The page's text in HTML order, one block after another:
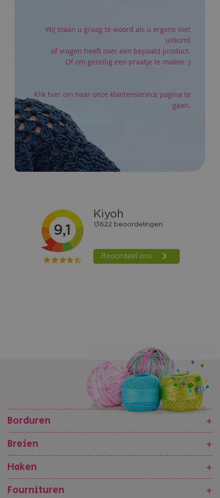
Wij staan u graag te woord als u ergens niet
uitkomt
of vragen heeft over een bepaald product.
Of om gezellig een praatje te maken :)
Klik hier om naar onze klantenservice pagina te
gaan.
Borduren
+
Breien
+
Haken
+
Fournituren
+